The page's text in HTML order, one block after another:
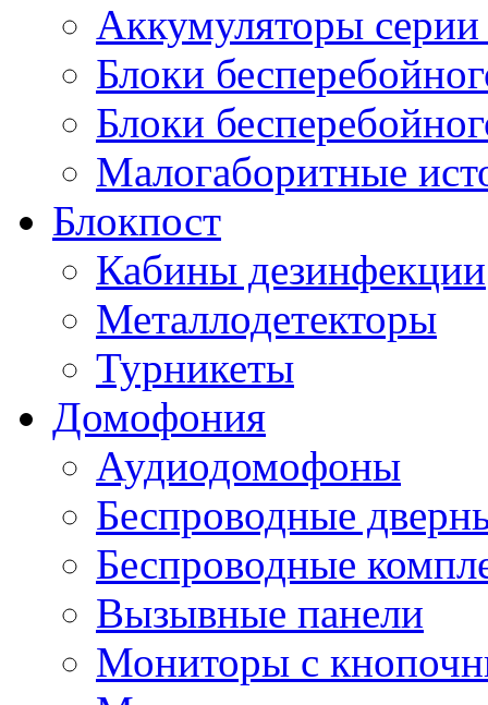
Аккумуляторы
Блоки
Блоки
Малогаборитные
Блокпост
Кабины дезинфекции
Металлодетекторы
Турникеты
Домофония
Аудиодомофоны
Беспроводные
Беспроводные
Вызывные панели
Мониторы с